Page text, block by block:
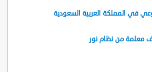
في المملكة العربية السعودية
معلمة من نظام نور